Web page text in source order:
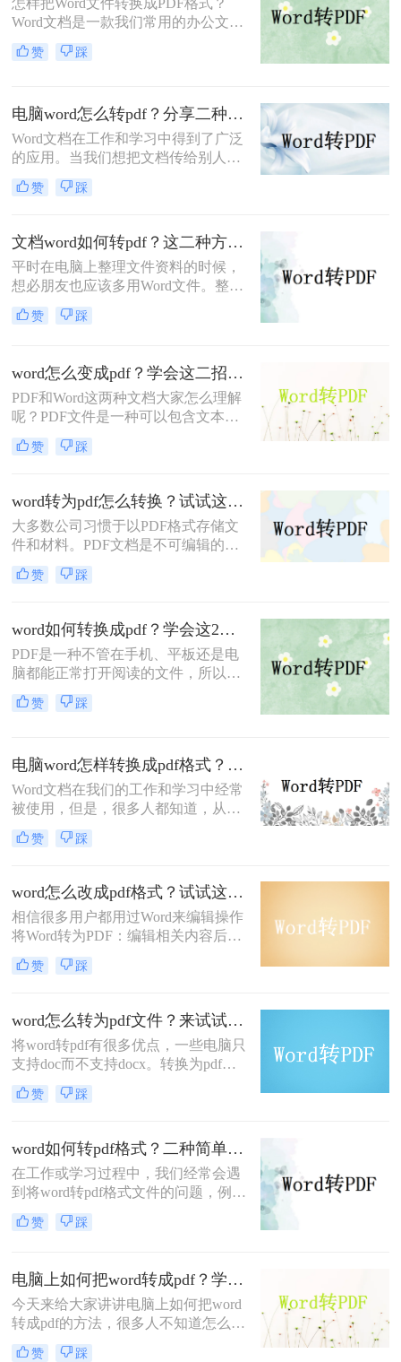
么好的办法可以快速word转换成pdf格
式呢？今天就来教大家一个word转pdf
的方法，有需要的朋友学起来。
Word文档是一款我们常用的办公文档
编辑软件，我们常用Word来编辑文
案，在发送文件之前，我们都会将其
把word转为pdf？我会有一个非常有效
的办法，来看一下word转pdf具体步
骤。
赞 踩
电脑word怎么转pdf？分享二种文件格式转换方法
Word文档在工作和学习中得到了广泛
的应用。当我们想把文档传给别人，
不想修改文档内容时，我们会把word
转pdf，因为PDF文件格式稳定，观赏
法？当然，今天，小编就为大家介绍
一下电脑word怎么转pdf的方法，希望
家有所帮助。
赞 踩
文档word如何转pdf？这二种方法教你如何转换
平时在电脑上整理文件资料的时候，
想必朋友也应该多用Word文件。整理
好相应的数据后，很多朋友会把文档
word转pdf，以方便传输和保存。但是
心。今天，我想和大家分享两个更好
的转换方法。
赞 踩
word怎么变成pdf？学会这二招，办公效率直线翻倍，从此再也不加班！
PDF和Word这两种文档大家怎么理解
呢？PDF文件是一种可以包含文本图
片以及其他内容的文件，Word同样也
具有这样的优点，但是不同的是，
用的编辑文档，当我们需要保密文件
内容时就会将word改成pdf，这样就算
发送给他人也可以在某种程度上保障
文档内容，那么你知道word怎么变成
pdf吗？
赞 踩
word转为pdf怎么转换？试试这2个简单的方法，1秒轻松极速转换！
大多数公司习惯于以PDF格式存储文
件和材料。PDF文档是不可编辑的。
从中提取数据并不容易。今天，小编
将向您介绍一款可以word转为pdf的软
来了解一下吧。
赞 踩
word如何转换成pdf？学会这2个word转pdf方法就够用
PDF是一种不管在手机、平板还是电
脑都能正常打开阅读的文件，所以很
多的时候会将文档转换成PDF的格
式，那么你知道word如何转换成pdf
word转pdf的方法吧。
赞 踩
电脑word怎样转换成pdf格式？这两个方法职场小白一学就会
Word文档在我们的工作和学习中经常
被使用，但是，很多人都知道，从传
输和存储角度来看，它不如PDF文
件。归根结底，PDF文件更小、更稳
文件需要相互传送时，多数人会选择
把word转换成pdf格式。那么你知道电
脑word怎样转换成pdf格式？
赞 踩
word怎么改成pdf格式？试试这2个简单的方法，3秒轻松极速转换！
相信很多用户都用过Word来编辑操作
将Word转为PDF：编辑相关内容后，
需要将Word转换成PDF进行传输。原
因是PDF格式具有独特的兼容性和文
的乱码问题。然而，还是有许多用户
不知道如何操作它们。那么，word怎
么改成pdf格式呢?下面小编将分享二
种PDF转换方法，一起来看看吧。
赞 踩
word怎么转为pdf文件？来试试这2个方法，操作简单又实用！
将word转pdf有很多优点，一些电脑只
支持doc而不支持docx。转换为pdf
后，您可以使用pdf软件而不是word打
开它。此外，当您向其他人发送word
防止被篡改。那么word怎么转为pdf文
件呢？下面就来给大家具体讲讲。
赞 踩
word如何转pdf格式？二种简单的方法分享给你！精准高效！
在工作或学习过程中，我们经常会遇
到将word转pdf格式文件的问题，例如
提供给客户的信息。当我们不希望他
们在文档中进行一些操作时，我们可
来教会大家。
赞 踩
电脑上如何把word转成pdf？学会这三种方法，从此文件格式转换不求人
今天来给大家讲讲电脑上如何把word
转成pdf的方法，很多人不知道怎么转
换格式，工作之后经常遇到相同的问
赞 踩